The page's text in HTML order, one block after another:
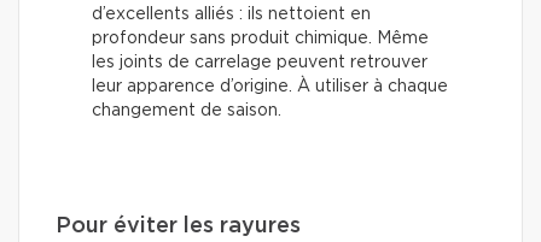
d’excellents alliés : ils nettoient en
profondeur sans produit chimique. Même
les joints de carrelage peuvent retrouver
leur apparence d’origine. À utiliser à chaque
changement de saison.
Pour éviter les rayures